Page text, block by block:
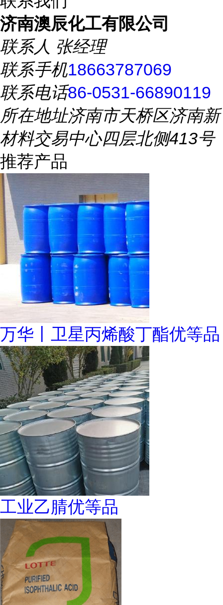
济南澳辰化工有限公司
联系人 张经理
联系手机18663787069
联系电话86-0531-66890119
所在地址济南市天桥区济南新
材料交易中心四层北侧413号
推荐产品
万华丨卫星丙烯酸丁酯优等品
工业乙腈优等品